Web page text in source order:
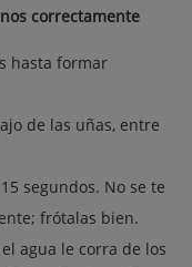
correctamente
hasta formar
de las uñas, entre
segundos. No se te
frótalas bien.
agua le corra de los